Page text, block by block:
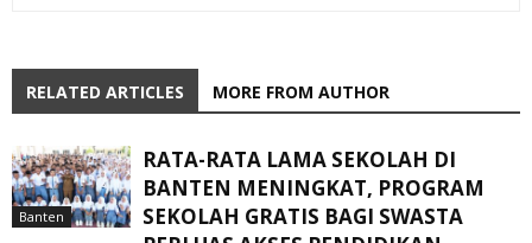
RELATED ARTICLES MORE FROM AUTHOR
Banten
RATA-RATA LAMA SEKOLAH DI
BANTEN MENINGKAT, ‎PROGRAM
SEKOLAH GRATIS BAGI SWASTA